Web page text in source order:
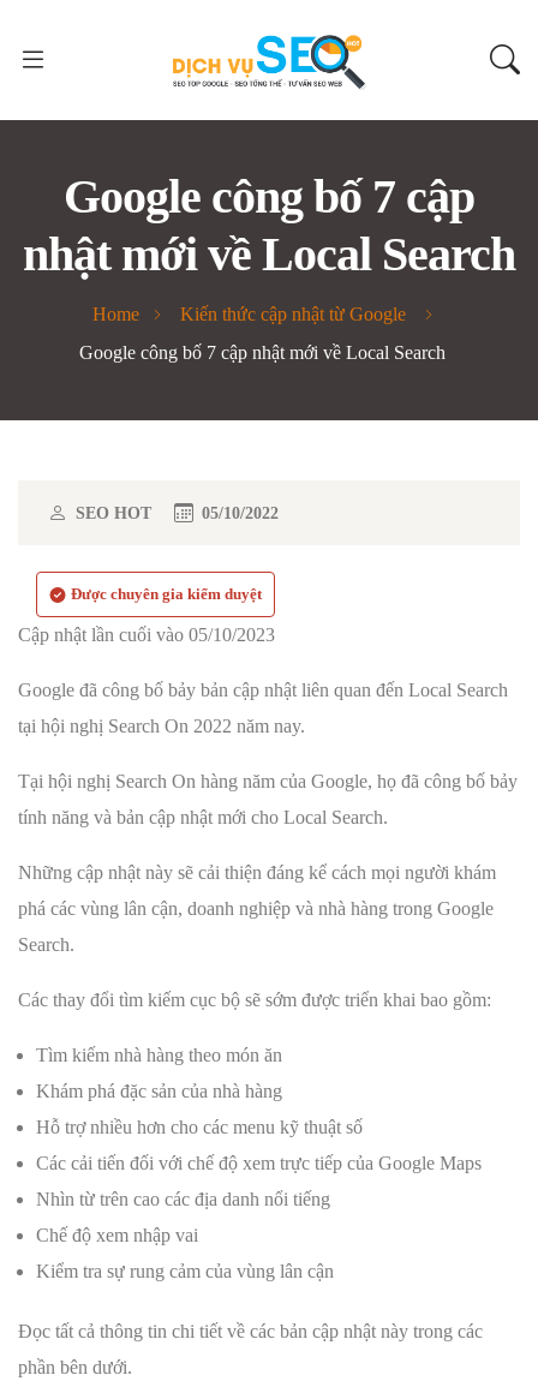
Google công bố 7 cập
nhật mới về Local Search
Home
Kiến thức cập nhật từ Google
Google công bố 7 cập nhật mới về Local Search
SEO HOT 05/10/2022
Được chuyên gia kiểm duyệt
Cập nhật lần cuối vào 05/10/2023
Google đã công bố bảy bản cập nhật liên quan đến Local Search
tại hội nghị Search On 2022 năm nay.
Tại hội nghị Search On hàng năm của Google, họ đã công bố bảy
tính năng và bản cập nhật mới cho Local Search.
Những cập nhật này sẽ cải thiện đáng kể cách mọi người khám
phá các vùng lân cận, doanh nghiệp và nhà hàng trong Google
Search.
Các thay đổi tìm kiếm cục bộ sẽ sớm được triển khai bao gồm:
Tìm kiếm nhà hàng theo món ăn
Khám phá đặc sản của nhà hàng
Hỗ trợ nhiều hơn cho các menu kỹ thuật số
Các cải tiến đối với chế độ xem trực tiếp của Google Maps
Nhìn từ trên cao các địa danh nổi tiếng
Chế độ xem nhập vai
Kiểm tra sự rung cảm của vùng lân cận
Đọc tất cả thông tin chi tiết về các bản cập nhật này trong các
phần bên dưới.